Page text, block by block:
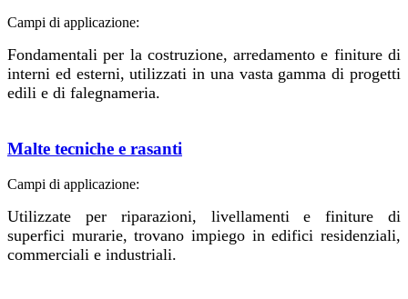
Campi di applicazione:
Fondamentali per la costruzione, arredamento e finiture di
interni ed esterni, utilizzati in una vasta gamma di progetti
edili e di falegnameria.
Malte tecniche e rasanti
Campi di applicazione:
Utilizzate per riparazioni, livellamenti e finiture di
superfici murarie, trovano impiego in edifici residenziali,
commerciali e industriali.